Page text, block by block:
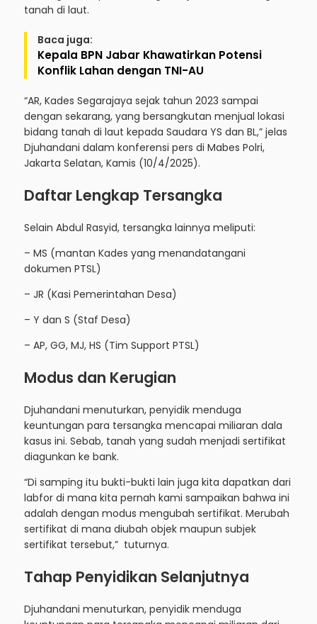
tanah di laut.
Baca juga:
Kepala BPN Jabar Khawatirkan Potensi
Konflik Lahan dengan TNI-AU
“AR, Kades Segarajaya sejak tahun 2023 sampai
dengan sekarang, yang bersangkutan menjual lokasi
bidang tanah di laut kepada Saudara YS dan BL,” jelas
Djuhandani dalam konferensi pers di Mabes Polri,
Jakarta Selatan, Kamis (10/4/2025).
Daftar Lengkap Tersangka
Selain Abdul Rasyid, tersangka lainnya meliputi:
– MS (mantan Kades yang menandatangani
dokumen PTSL)
– JR (Kasi Pemerintahan Desa)
– Y dan S (Staf Desa)
– AP, GG, MJ, HS (Tim Support PTSL)
Modus dan Kerugian
Djuhandani menuturkan, penyidik menduga
keuntungan para tersangka mencapai miliaran dala
kasus ini. Sebab, tanah yang sudah menjadi sertifikat
diagunkan ke bank.
“Di samping itu bukti-bukti lain juga kita dapatkan dari
labfor di mana kita pernah kami sampaikan bahwa ini
adalah dengan modus mengubah sertifikat. Merubah
sertifikat di mana diubah objek maupun subjek
sertifikat tersebut,” tuturnya.
Tahap Penyidikan Selanjutnya
Djuhandani menuturkan, penyidik menduga